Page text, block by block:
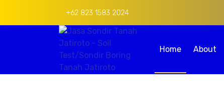
+62 823 1583 2024
Home About